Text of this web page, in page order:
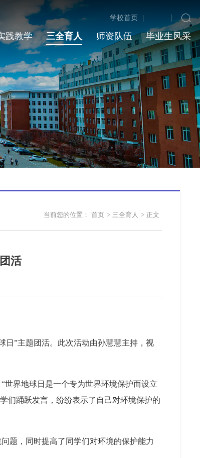
学校首页 |
践教学 三全育人 师资队伍 毕业生风采
当前您的位置： 首页 > 三全育人 > 正文
活
日”主题团活。此次活动由孙慧慧主持，视
世界地球日是一个专为世界环境保护而设立
们踊跃发言，纷纷表示了自己对环境保护的
题，同时提高了同学们对环境的保护能力